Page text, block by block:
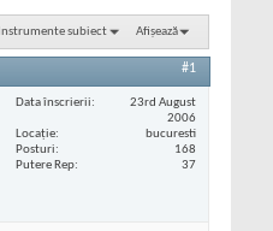
Instrumente subiect Afișează
#1
Data înscrierii
23rd August
2006
Locaţie
bucuresti
Posturi
168
Putere Rep
37